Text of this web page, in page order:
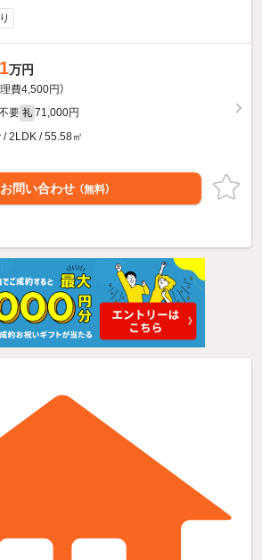
万円
理費4,500円）
要 礼 71,000円
/ 2LDK / 55.58㎡
お問い合わせ （無料）